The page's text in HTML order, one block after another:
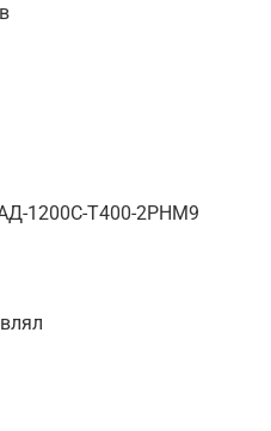
1200С-Т400-2РНМ9